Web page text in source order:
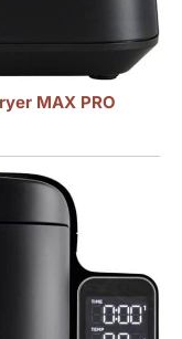
MAX PRO